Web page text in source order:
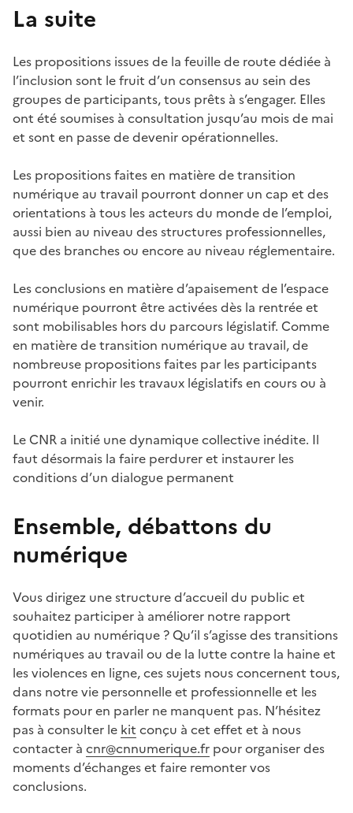
La suite
Les propositions issues de la feuille de route dédiée à
l’inclusion sont le fruit d’un consensus au sein des
groupes de participants, tous prêts à s’engager. Elles
ont été soumises à consultation jusqu’au mois de mai
et sont en passe de devenir opérationnelles.
Les propositions faites en matière de transition
numérique au travail pourront donner un cap et des
orientations à tous les acteurs du monde de l’emploi,
aussi bien au niveau des structures professionnelles,
que des branches ou encore au niveau réglementaire.
Les conclusions en matière d’apaisement de l’espace
numérique pourront être activées dès la rentrée et
sont mobilisables hors du parcours législatif. Comme
en matière de transition numérique au travail, de
nombreuse propositions faites par les participants
pourront enrichir les travaux législatifs en cours ou à
venir.
Le CNR a initié une dynamique collective inédite. Il
faut désormais la faire perdurer et instaurer les
conditions d’un dialogue permanent
Ensemble, débattons du
numérique
Vous dirigez une structure d’accueil du public et
souhaitez participer à améliorer notre rapport
quotidien au numérique ? Qu’il s’agisse des transitions
numériques au travail ou de la lutte contre la haine et
les violences en ligne, ces sujets nous concernent tous,
dans notre vie personnelle et professionnelle et les
formats pour en parler ne manquent pas. N’hésitez
pas à consulter le kit conçu à cet effet et à nous
contacter à cnr@cnnumerique.fr pour organiser des
moments d’échanges et faire remonter vos
conclusions.